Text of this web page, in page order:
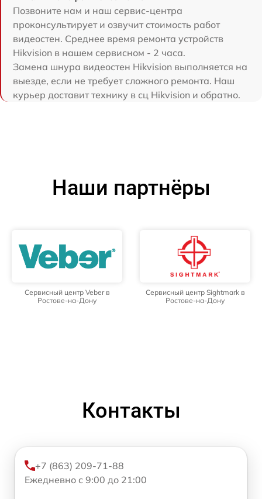
Позвоните нам и наш сервис-центра
проконсультирует и озвучит стоимость работ
видеостен. Среднее время ремонта устройств
Hikvision в нашем сервисном - 2 часа.
Замена шнура видеостен Hikvision выполняется на
выезде, если не требует сложного ремонта. Наш
курьер доставит технику в сц Hikvision и обратно.
Наши партнёры
Сервисный центр Veber в
Ростове-на-Дону
Сервисный центр Sightmark в
Ростове-на-Дону
Контакты
+7 (863) 209-71-88
Ежедневно с 9:00 до 21:00